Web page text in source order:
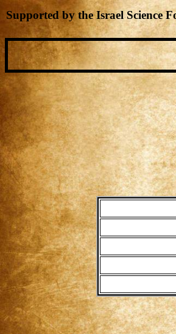
Supported by the Israel Science